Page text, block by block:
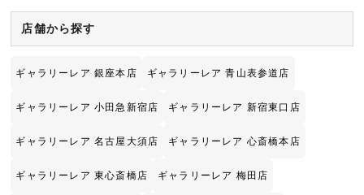
店舗から探す
ギャラリーレア 銀座本店 ギャラリーレア 青山表参道店
ギャラリーレア 小田急新宿店 ギャラリーレア 新宿東口店
ギャラリーレア 名古屋大須店 ギャラリーレア 心斎橋本店
ギャラリーレア 東心斎橋店 ギャラリーレア 梅田店